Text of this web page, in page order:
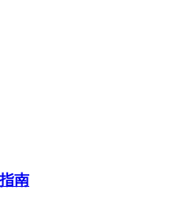
南